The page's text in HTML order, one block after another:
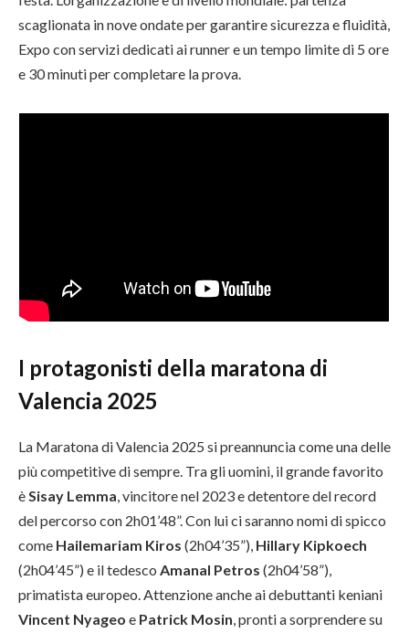
scaglionata in nove ondate per garantire sicurezza e fluidità,
Expo con servizi dedicati ai runner e un tempo limite di 5 ore
e 30 minuti per completare la prova.
I protagonisti della maratona di
Valencia 2025
La Maratona di Valencia 2025 si preannuncia come una delle
più competitive di sempre. Tra gli uomini, il grande favorito
è Sisay Lemma , vincitore nel 2023 e detentore del record
del percorso con 2h01’48”. Con lui ci saranno nomi di spicco
come Hailemariam Kiros (2h04’35”), Hillary Kipkoech
(2h04’45”) e il tedesco Amanal Petros (2h04’58”),
primatista europeo. Attenzione anche ai debuttanti keniani
Vincent Nyageo e Patrick Mosin , pronti a sorprendere su